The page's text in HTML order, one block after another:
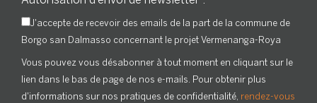
J'accepte de recevoir des emails de la part de la commune de
Borgo san Dalmasso concernant le projet Vermenanga-Roya
Vous pouvez vous désabonner à tout moment en cliquant sur le
lien dans le bas de page de nos e-mails. Pour obtenir plus
d'informations sur nos pratiques de confidentialité, rendez-vous